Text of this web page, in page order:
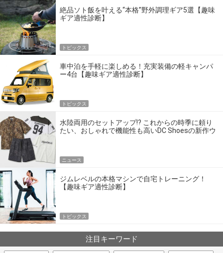
絶品ソト飯を叶える“本格”野外調理ギア5選【趣味
ギア適性診断】
トピックス
車中泊を手軽に楽しめる！充実装備の軽キャンパ
ー4台【趣味ギア適性診断】
トピックス
水陸両用のセットアップ!? これからの時季に頼り
たい、おしゃれで機能性も高いDC Shoesの新作ウ
ニュース
ジムレベルの本格マシンで自宅トレーニング！
【趣味ギア適性診断】
トピックス
注目キーワード